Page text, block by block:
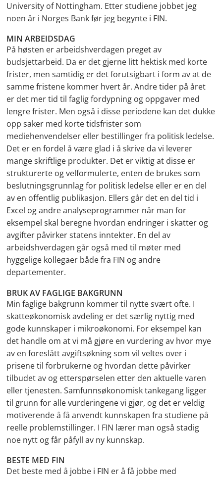
University of Nottingham. Etter studiene jobbet jeg
noen år i Norges Bank før jeg begynte i FIN.
MIN ARBEIDSDAG
På høsten er arbeidshverdagen preget av
budsjettarbeid. Da er det gjerne litt hektisk med korte
frister, men samtidig er det forutsigbart i form av at de
samme fristene kommer hvert år. Andre tider på året
er det mer tid til faglig fordypning og oppgaver med
lengre frister. Men også i disse periodene kan det dukke
opp saker med korte tidsfrister som
mediehenvendelser eller bestillinger fra politisk ledelse.
Det er en fordel å være glad i å skrive da vi leverer
mange skriftlige produkter. Det er viktig at disse er
strukturerte og velformulerte, enten de brukes som
beslutningsgrunnlag for politisk ledelse eller er en del
av en offentlig publikasjon. Ellers går det en del tid i
Excel og andre analyseprogrammer når man for
eksempel skal beregne hvordan endringer i skatter og
avgifter påvirker statens inntekter. En del av
arbeidshverdagen går også med til møter med
hyggelige kollegaer både fra FIN og andre
departementer.
BRUK AV FAGLIGE BAKGRUNN
Min faglige bakgrunn kommer til nytte svært ofte. I
skatteøkonomisk avdeling er det særlig nyttig med
gode kunnskaper i mikroøkonomi. For eksempel kan
det handle om at vi må gjøre en vurdering av hvor mye
av en foreslått avgiftsøkning som vil veltes over i
prisene til forbrukerne og hvordan dette påvirker
tilbudet av og etterspørselen etter den aktuelle varen
eller tjenesten. Samfunnsøkonomisk tankegang ligger
til grunn for alle vurderingene vi gjør, og det er veldig
motiverende å få anvendt kunnskapen fra studiene på
reelle problemstillinger. I FIN lærer man også stadig
noe nytt og får påfyll av ny kunnskap.
BESTE MED FIN
Det beste med å jobbe i FIN er å få jobbe med